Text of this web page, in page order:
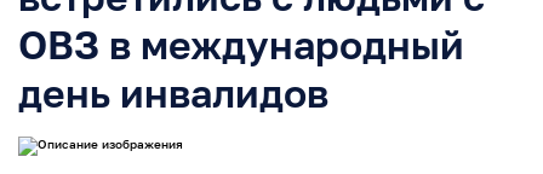
ОВЗ в международный
день инвалидов